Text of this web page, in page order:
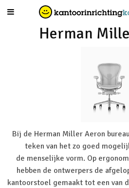
Herman
Bij de Herman Miller Aeron
teken van het zo goed
de menselijke vorm. Op
hebben de ontwerpers de
kantoorstoel gemaakt tot een van